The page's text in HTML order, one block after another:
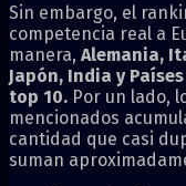
Sin embargo, el
competencia real a
manera, Alemania,
Japón, India y
top 10. Por un lado,
mencionados
cantidad que casi
suman